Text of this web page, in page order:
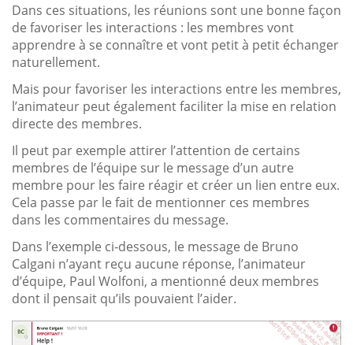
Dans ces situations, les réunions sont une bonne façon
de favoriser les interactions : les membres vont
apprendre à se connaître et vont petit à petit échanger
naturellement.
Mais pour favoriser les interactions entre les membres,
l’animateur peut également faciliter la mise en relation
directe des membres.
Il peut par exemple attirer l’attention de certains
membres de l’équipe sur le message d’un autre
membre pour les faire réagir et créer un lien entre eux.
Cela passe par le fait de mentionner ces membres
dans les commentaires du message.
Dans l’exemple ci-dessous, le message de Bruno
Calgani n’ayant reçu aucune réponse, l’animateur
d’équipe, Paul Wolfoni, a mentionné deux membres
dont il pensait qu’ils pouvaient l’aider.